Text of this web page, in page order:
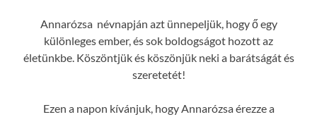
Annarózsa névnapján azt ünnepeljük, hogy ő egy
különleges ember, és sok boldogságot hozott az
életünkbe. Köszöntjük és köszönjük neki a barátságát és
szeretetét!
Ezen a napon kívánjuk, hogy Annarózsa érezze a